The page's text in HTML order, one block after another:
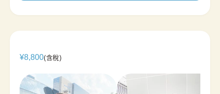
¥8,800(含稅)